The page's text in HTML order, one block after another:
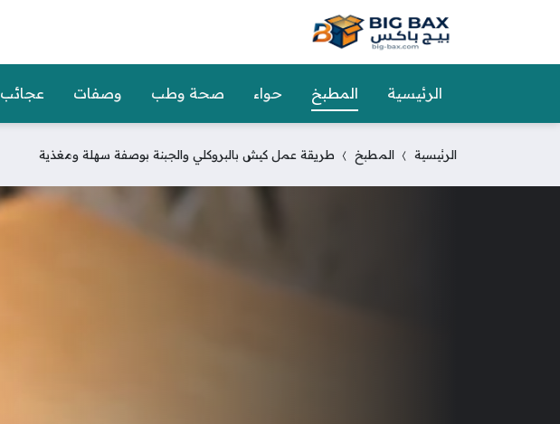
الرئيسية المطبخ حواء صحة وطب وصفات عجائب
الرئيسية المطبخ طريقة عمل كيش بالبروكلي والجبنة بوصفة سهلة ومغذية